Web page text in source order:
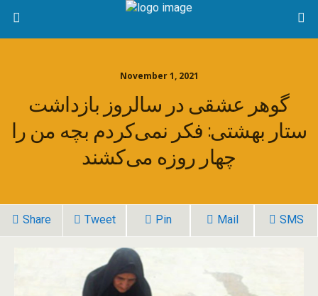
November 1, 2021
گوهر عشقی در سالروز بازداشت
ستار بهشتی: فکر نمی‌کردم بچه من را
چهار روزه می‌کشند
Share Tweet Pin Mail SMS